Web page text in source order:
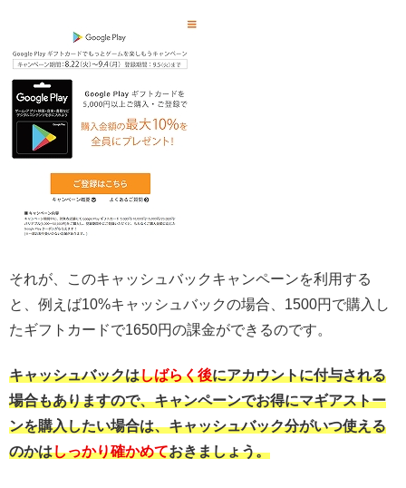
それが、このキャッシュバックキャンペーンを利用する
と、例えば10%キャッシュバックの場合、1500円で購入し
たギフトカードで1650円の課金ができるのです。
キャッシュバックはしばらく後にアカウントに付与される
場合もありますので、キャンペーンでお得にマギアストー
ンを購入したい場合は、キャッシュバック分がいつ使える
のかはしっかり確かめておきましょう。